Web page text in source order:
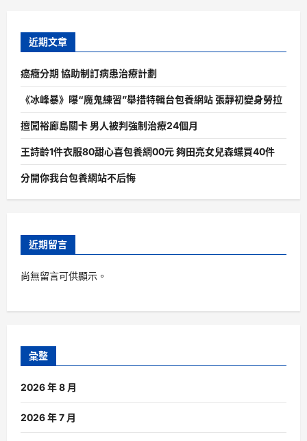
近期文章
癌癥分期 協助制訂病患治療計劃
《冰峰暴》曝“魔鬼練習”舉措特輯台包養網站 張靜初變身勞拉
擅闖裕廊島關卡 男人被判強制治療24個月
王詩齡1件衣服80甜心喜包養網00元 夠田亮女兒森蝶買40件
分開你我台包養網站不后悔
近期留言
尚無留言可供顯示。
彙整
2026 年 8 月
2026 年 7 月